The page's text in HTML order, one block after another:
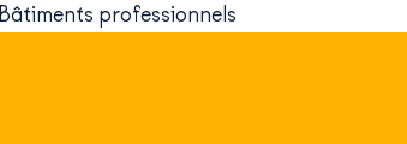
Bâtiments professionnels